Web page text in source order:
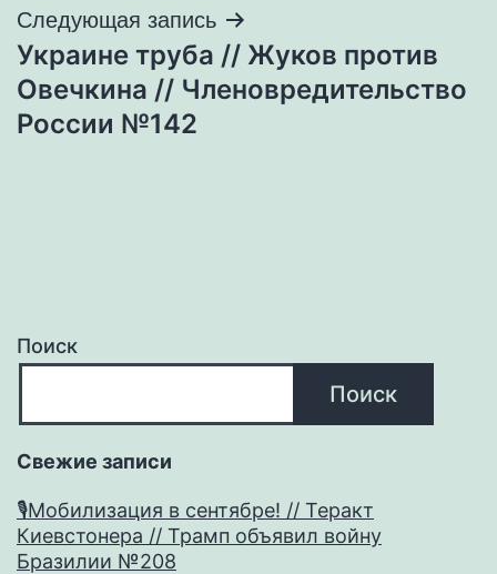
Следующая запись
Украине труба // Жуков против
Овечкина // Членовредительство
России №142
Поиск
Поиск
Свежие записи
🎙Мобилизация в сентябре! // Теракт
Киевстонера // Трамп объявил войну
Бразилии №208